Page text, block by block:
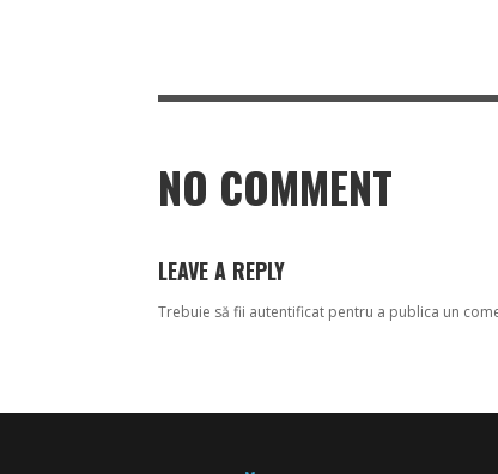
NO COMMENT
LEAVE A REPLY
Trebuie să fii autentificat pentru a publica un